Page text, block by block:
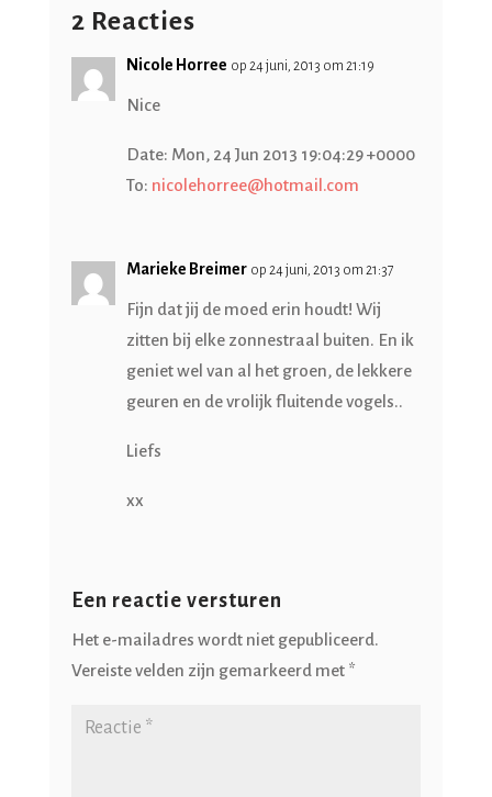
2 Reacties
Nicole Horree op 24 juni, 2013 om 21:19
Nice
Date: Mon, 24 Jun 2013 19:04:29 +0000
To: nicolehorree@hotmail.com
Marieke Breimer op 24 juni, 2013 om 21:37
Fijn dat jij de moed erin houdt! Wij
zitten bij elke zonnestraal buiten. En ik
geniet wel van al het groen, de lekkere
geuren en de vrolijk fluitende vogels..
Liefs
xx
Een reactie versturen
Het e-mailadres wordt niet gepubliceerd.
Vereiste velden zijn gemarkeerd met *